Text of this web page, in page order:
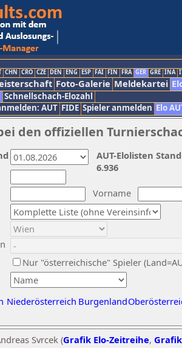
CHN CRO CZE DEN ENG ESP FAI FIN FRA GER GRE INA
Foto-Galerie Meldekartei
Schnellschach-Elozahl
AUT FIDE Spieler anmelden Elo
den offiziellen
Vorname
Nur "österreichische" Spieler
Niederösterreich Burgenland
AUT-Elolisten
6.936
Svrcek (Grafik Elo-Zeitreihe,